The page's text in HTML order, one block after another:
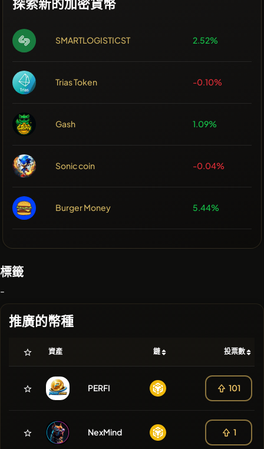
SMARTLOGISTICST 2.52%
Trias Token -0.10%
Gash 1.09%
Sonic coin -0.04%
Burger Money 5.44%
標籤
-
推廣的幣種
資產 鏈 投票數
PERFI 101
NexMind 1